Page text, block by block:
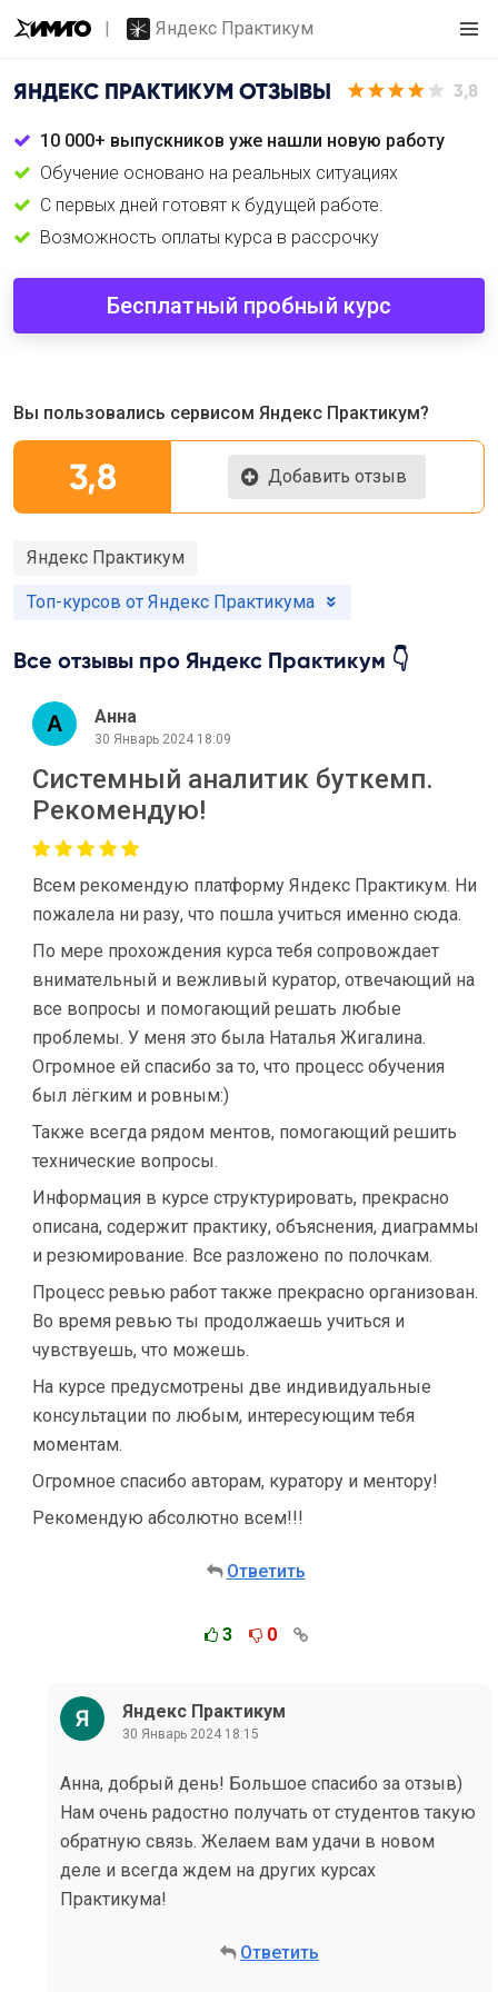
Яндекс Практикум
ЯНДЕКС ПРАКТИКУМ ОТЗЫВЫ 3,8
10 000+ выпускников уже нашли новую работу
Обучение основано на реальных ситуациях
С первых дней готовят к будущей работе.
Возможность оплаты курса в рассрочку
Бесплатный пробный курс
Вы пользовались сервисом Яндекс Практикум?
3,8 Добавить отзыв
Яндекс Практикум
Топ-курсов от Яндекс Практикума
Все отзывы про Яндекс Практикум 👇
Анна
30 Январь 2024 18:09
Системный аналитик буткемп.
Рекомендую!
Всем рекомендую платформу Яндекс Практикум. Ни
пожалела ни разу, что пошла учиться именно сюда.
По мере прохождения курса тебя сопровождает
внимательный и вежливый куратор, отвечающий на
все вопросы и помогающий решать любые
проблемы. У меня это была Наталья Жигалина.
Огромное ей спасибо за то, что процесс обучения
был лёгким и ровным:)
Также всегда рядом ментов, помогающий решить
технические вопросы.
Информация в курсе структурировать, прекрасно
описана, содержит практику, объяснения, диаграммы
и резюмирование. Все разложено по полочкам.
Процесс ревью работ также прекрасно организован.
Во время ревью ты продолжаешь учиться и
чувствуешь, что можешь.
На курсе предусмотрены две индивидуальные
консультации по любым, интересующим тебя
моментам.
Огромное спасибо авторам, куратору и ментору!
Рекомендую абсолютно всем!!!
Ответить
3 0
Яндекс Практикум
30 Январь 2024 18:15
Анна, добрый день! Большое спасибо за отзыв)
Нам очень радостно получать от студентов такую
обратную связь. Желаем вам удачи в новом
деле и всегда ждем на других курсах
Практикума!
Ответить